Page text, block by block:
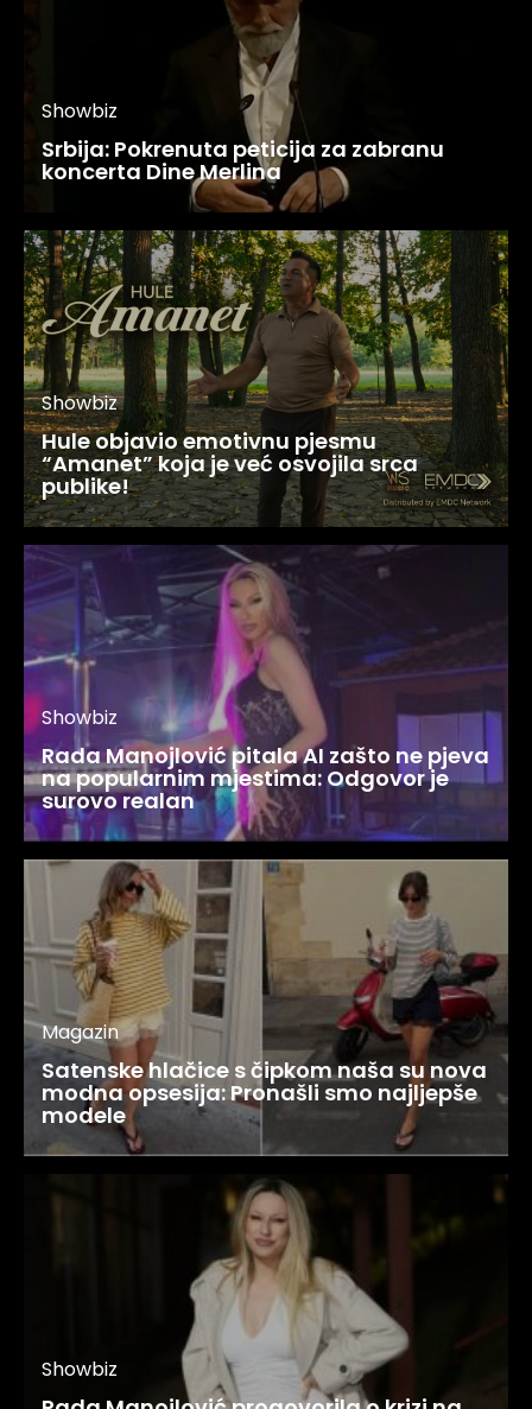
Showbiz
Srbija: Pokrenuta peticija za zabranu
koncerta Dine Merlina
Showbiz
Hule objavio emotivnu pjesmu
“Amanet” koja je već osvojila srca
publike!
Showbiz
Rada Manojlović pitala AI zašto ne pjeva
na popularnim mjestima: Odgovor je
surovo realan
Magazin
Satenske hlačice s čipkom naša su nova
modna opsesija: Pronašli smo najljepše
modele
Showbiz